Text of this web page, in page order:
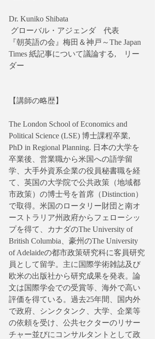
Dr. Kuniko Shibata
グローバル・アジェンダ　代表
『朝英語の会』梅田＆神戸～The Japan
Times 紙記事について議論する,　リー
ダー
【講師の略歴】
The London School of Economics and
Political Science (LSE) 博士課程卒業,
PhD in Regional Planning. 日本の大学を
卒業後、営業職から米国への語学留
学、大手外資系企業の役員秘書職を経
て、英国の大学院で公共政策（地域都
市政策）の博士号を首席（Distinction）
で取得。米国のロータリー財団と南オ
ーストラリア州政府からフェローシッ
プを得て、カナダのThe University of
British Columbia、豪州のThe University
of Adelaideの都市政策研究科に客員研究
員として留学。主に国際学術雑誌及び
欧米の出版社から研究成果を発表。論
文は国際学会での受賞等、海外で高い
評価を得ている。過去25年間、国内外
で政府、シンクタンク、大学、企業等
の依頼を受け、公共セクターのリサー
チャー並びにコンサルタントとして政